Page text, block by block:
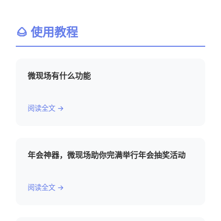
🌰 使用教程
微现场有什么功能
阅读全文 →
年会神器，微现场助你完满举行年会抽奖活动
阅读全文 →